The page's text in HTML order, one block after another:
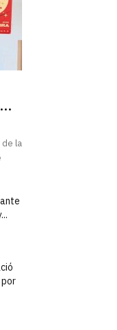
de la